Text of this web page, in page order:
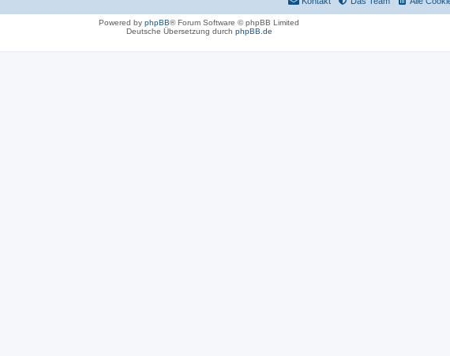
Powered by phpBB® Forum Software © phpBB Limited
Deutsche Übersetzung durch phpBB.de